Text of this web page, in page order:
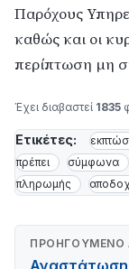
Παρόχους
καθώς και οι
περίπτωση μη
Έχει διαβαστεί 1835
Ετικέτες:
πρέπει
σύμφωνα
πληρωμής
ΠΡΟΗΓΟΎΜΕΝΟ
Αναστάτωση